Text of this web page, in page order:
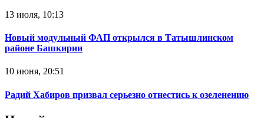
13 июля, 10:13
Новый модульный ФАП открылся в Татышлинском
районе Башкирии
10 июня, 20:51
Радий Хабиров призвал серьезно отнестись к озеленению